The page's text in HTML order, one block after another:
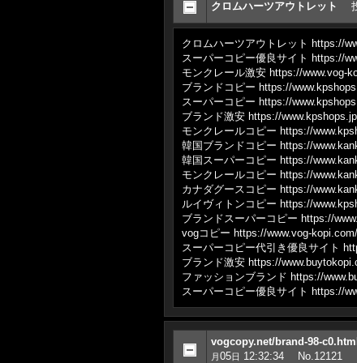
クロムハーツアウトレット
クロムハーツアウトレット https://
スーパーコピー優良サイト https://
モンクレール激安 https://www.vog-
ブランドコピー https://
スーパーコピー https://
ブランド激安 https://
モンクレールコピー https://
韓国ブランドコピー https://
韓国スーパーコピー https://
モンクレールコピー https://
カナダグースコピー https://
ルイヴィトンコピー https://
ブランドスーパーコピー https://
vogコピー https://www.vog-kopi.com/
スーパーコピー代引き優良サイト
ブランド激安 https://
ファッションブランド https://
スーパーコピー優良サイト https://
vogcopy.net/brand-98-
月05日 12:32:34 No.12121